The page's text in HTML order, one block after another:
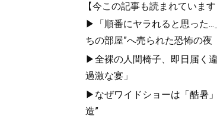
【今この記事も読まれています
▶「順番にヤラれると思った
ちの部屋”へ売られた恐怖の夜
▶全裸の人間椅子、即日届く
過激な宴」
▶なぜワイドショーは「酷暑
造”